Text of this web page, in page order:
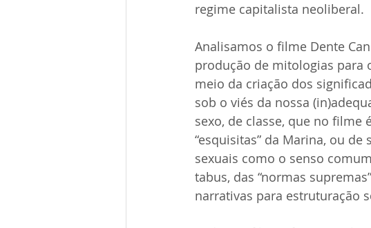
regime capitalista neoliberal.
Analisamos o filme Dente
produção de mitologias para
meio da criação dos
sob o viés da nossa
sexo, de classe, que no filme
“esquisitas” da Marina, ou
sexuais como o senso
tabus, das “normas
narrativas para estruturação